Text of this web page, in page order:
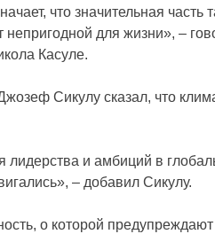
что значительная часть
для жизни», –
Касуле.
Сикулу сказал, что
лидерства и амбиций в
– добавил Сикулу.
о которой